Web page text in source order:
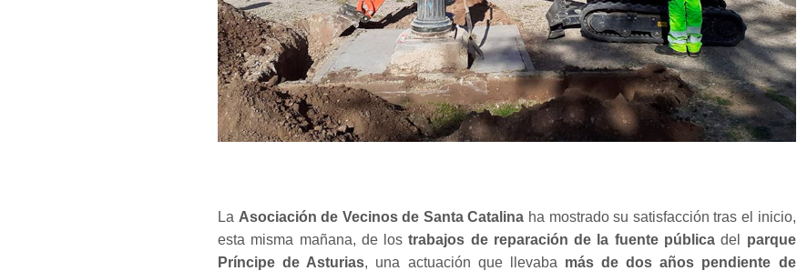
La Asociación de Vecinos de Santa Catalina ha mostrado su satisfacción tras el inicio,
esta misma mañana, de lostrabajos de reparación de la fuente públicadel parque
Príncipe de Asturias, una actuación que llevaba más de dos años pendiente de